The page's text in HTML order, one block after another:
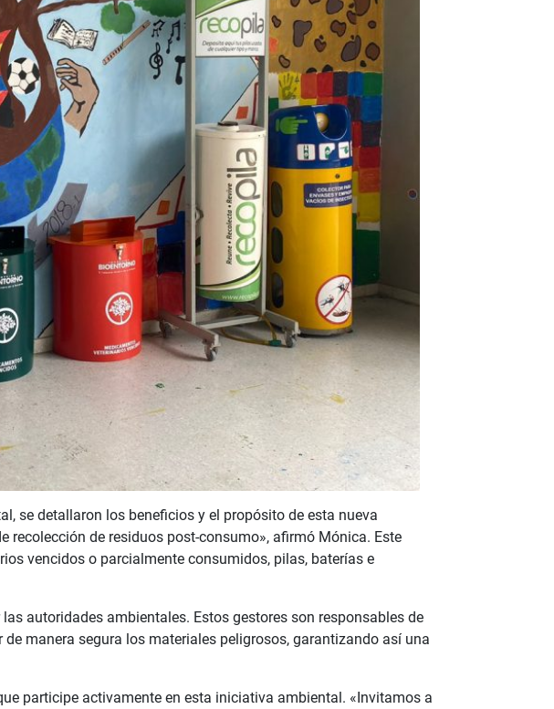
se detallaron los beneficios y el propósito de esta nueva
de residuos post-consumo», afirmó Mónica. Este
vencidos o parcialmente consumidos, pilas, baterías e
autoridades ambientales. Estos gestores son responsables de
manera segura los materiales peligrosos, garantizando así una
participe activamente en esta iniciativa ambiental. «Invitamos a